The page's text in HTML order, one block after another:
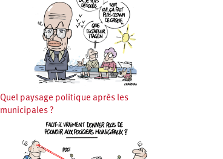
Quel paysage politique après les
municipales ?